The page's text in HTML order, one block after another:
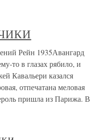
Рейн 1935Авангард
то в глазах рябило, и
Кавальери казался
отпечатана меловая
пришла из Парижа. В